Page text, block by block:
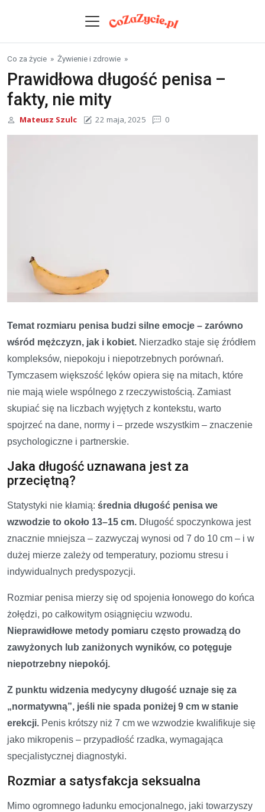
Co za życie » Żywienie i zdrowie »
Prawidłowa długość penisa –
fakty, nie mity
Mateusz Szulc 22 maja, 2025 0
Temat rozmiaru penisa budzi silne emocje – zarówno
wśród mężczyzn, jak i kobiet. Nierzadko staje się źródłem
kompleksów, niepokoju i niepotrzebnych porównań.
Tymczasem większość lęków opiera się na mitach, które
nie mają wiele wspólnego z rzeczywistością. Zamiast
skupiać się na liczbach wyjętych z kontekstu, warto
spojrzeć na dane, normy i – przede wszystkim – znaczenie
psychologiczne i partnerskie.
Jaka długość uznawana jest za
przeciętną?
Statystyki nie kłamią: średnia długość penisa we
wzwodzie to około 13–15 cm. Długość spoczynkowa jest
znacznie mniejsza – zazwyczaj wynosi od 7 do 10 cm – i w
dużej mierze zależy od temperatury, poziomu stresu i
indywidualnych predyspozycji.
Rozmiar penisa mierzy się od spojenia łonowego do końca
żołędzi, po całkowitym osiągnięciu wzwodu.
Nieprawidłowe metody pomiaru często prowadzą do
zawyżonych lub zaniżonych wyników, co potęguje
niepotrzebny niepokój.
Z punktu widzenia medycyny długość uznaje się za
„normatywną”, jeśli nie spada poniżej 9 cm w stanie
erekcji. Penis krótszy niż 7 cm we wzwodzie kwalifikuje się
jako mikropenis – przypadłość rzadka, wymagająca
specjalistycznej diagnostyki.
Rozmiar a satysfakcja seksualna
Mimo ogromnego ładunku emocjonalnego, jaki towarzyszy